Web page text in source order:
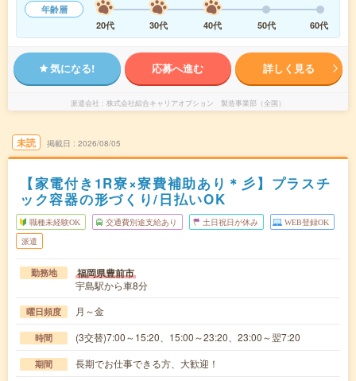
年齢層
20代
30代 40代 50代 60代
気になる! 応募へ進む 詳しく見る
派遣会社 株式会社綜合キャリアオプション 製造事業部（全国）
未読 掲載日 2026/08/05
【家電付き1R寮×寮費補助あり＊彡】プラスチ
ック容器の形づくり/日払いOK
職種未経験OK 交通費別途支給あり 土日祝日が休み WEB登録OK
派遣
勤務地 福岡県豊前市
宇島駅から車8分
曜日頻度 月～金
時間 (3交替)7:00～15:20、15:00～23:20、23:00～翌7:20
期間 長期でお仕事できる方、大歓迎！